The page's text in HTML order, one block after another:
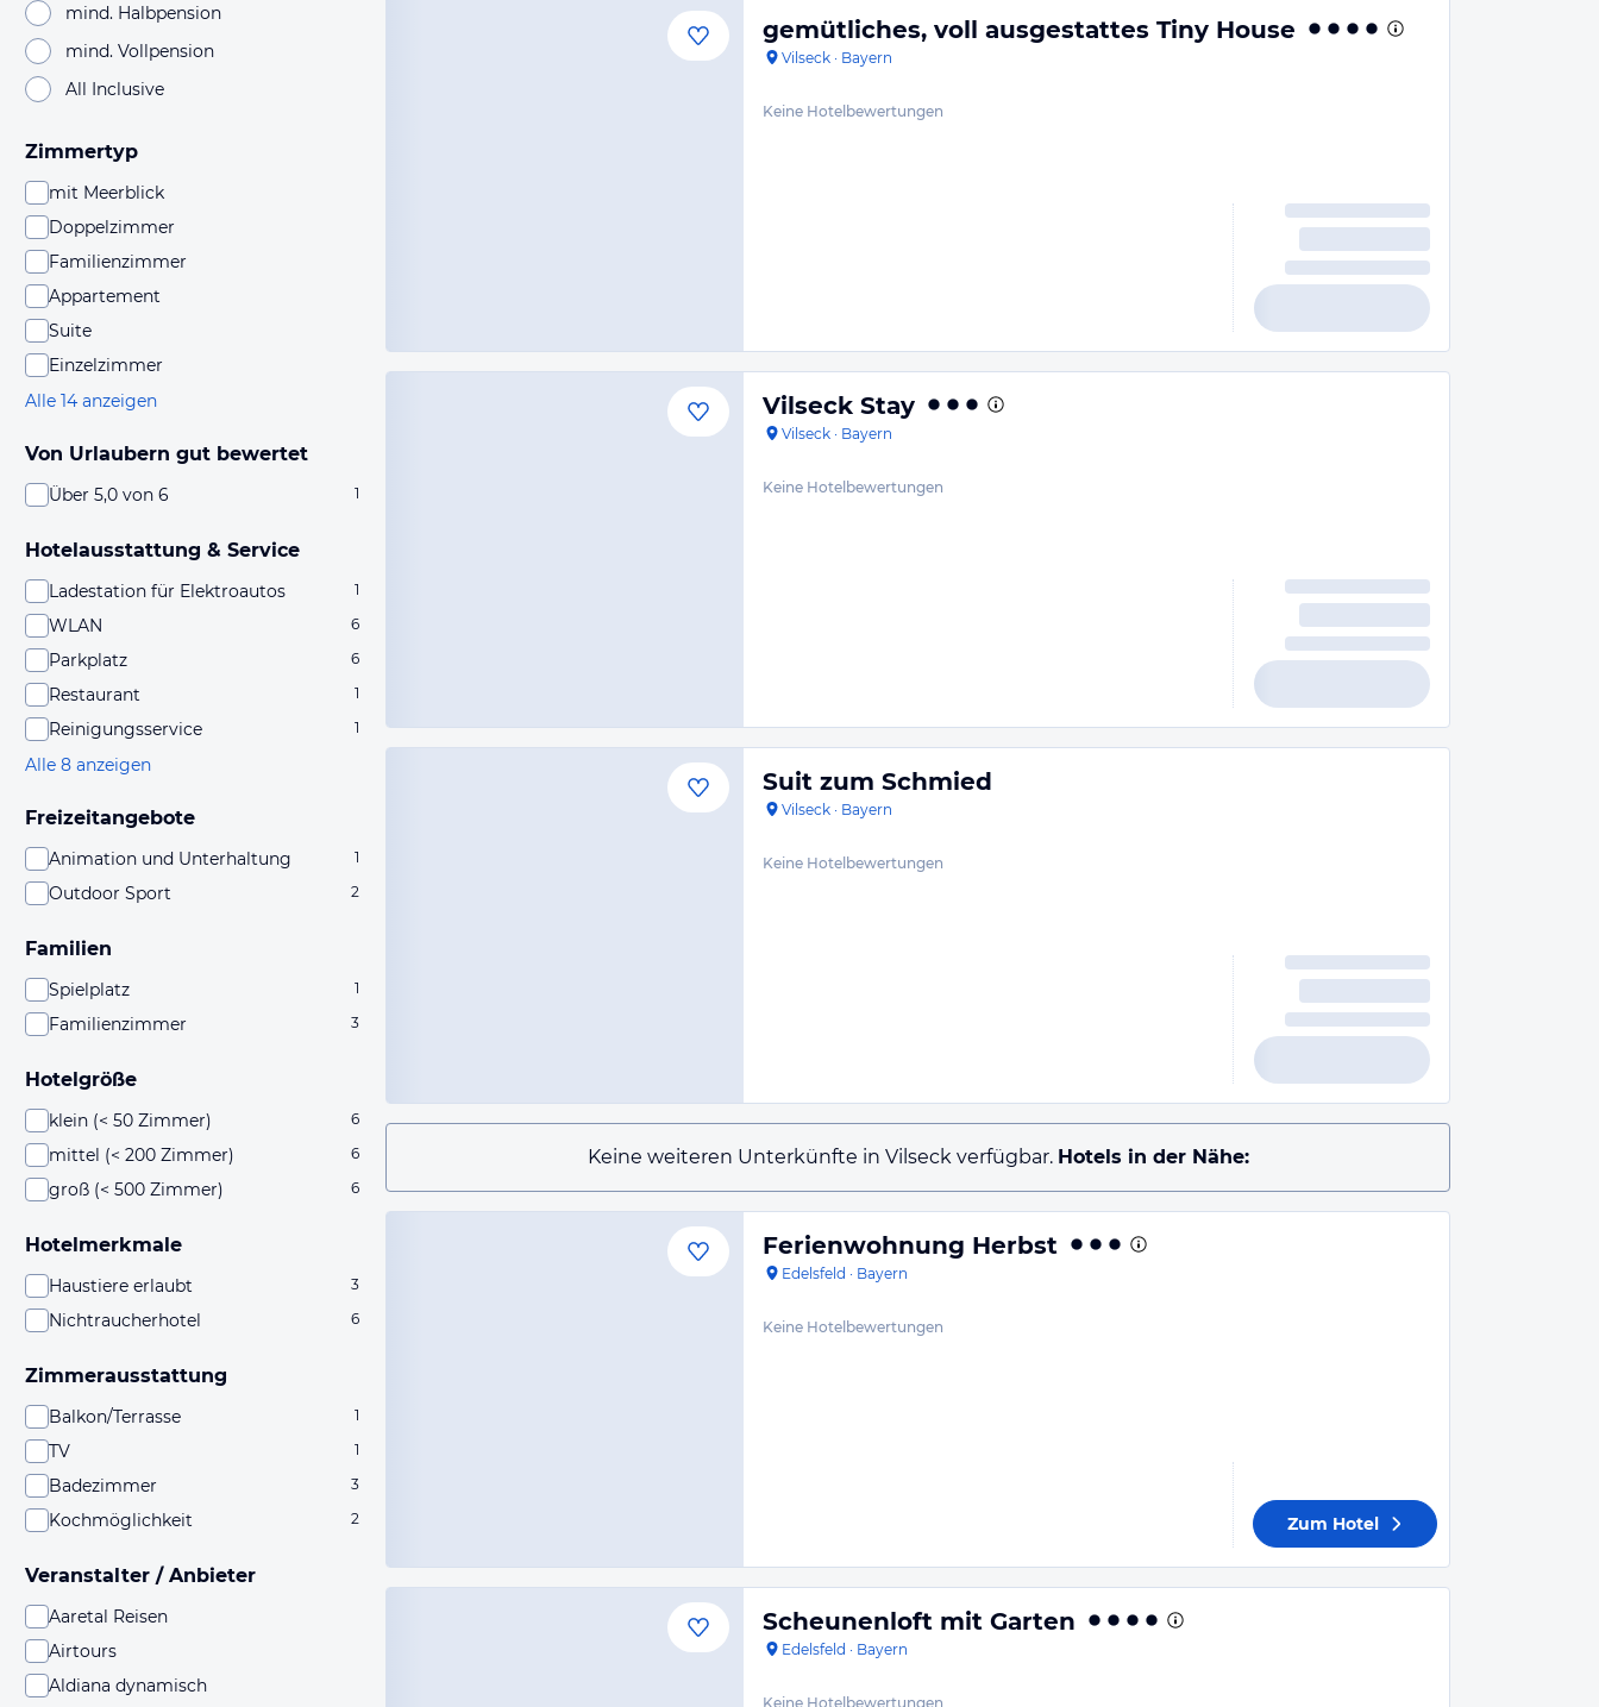
mind. Halbpension
mind. Vollpension
All Inclusive
Zimmertyp
mit Meerblick
Doppelzimmer
Familienzimmer
Appartement
Suite
Einzelzimmer
Alle 14 anzeigen
Von Urlaubern gut bewertet
Über 5,0 von 6 1
Hotelausstattung & Service
Ladestation für Elektroautos 1
WLAN 6
Parkplatz 6
Restaurant 1
Reinigungsservice 1
Alle 8 anzeigen
Freizeitangebote
Animation und Unterhaltung 1
Outdoor Sport 2
Familien
Spielplatz 1
Familienzimmer 3
Hotelgröße
klein (< 50 Zimmer) 6
mittel (< 200 Zimmer) 6
groß (< 500 Zimmer) 6
Hotelmerkmale
Haustiere erlaubt 3
Nichtraucherhotel 6
Zimmerausstattung
Balkon/Terrasse 1
TV 1
Badezimmer 3
Kochmöglichkeit 2
Veranstalter / Anbieter
Aaretal Reisen
Airtours
Aldiana dynamisch
gemütliches, voll ausgestattes Tiny House
Vilseck · Bayern
Keine Hotelbewertungen
Vilseck Stay
Vilseck · Bayern
Keine Hotelbewertungen
Suit zum Schmied
Vilseck · Bayern
Keine Hotelbewertungen
Keine weiteren Unterkünfte in Vilseck verfügbar. Hotels in der Nähe:
Ferienwohnung Herbst
Edelsfeld · Bayern
Keine Hotelbewertungen
Zum Hotel
Scheunenloft mit Garten
Edelsfeld · Bayern
Keine Hotelbewertungen